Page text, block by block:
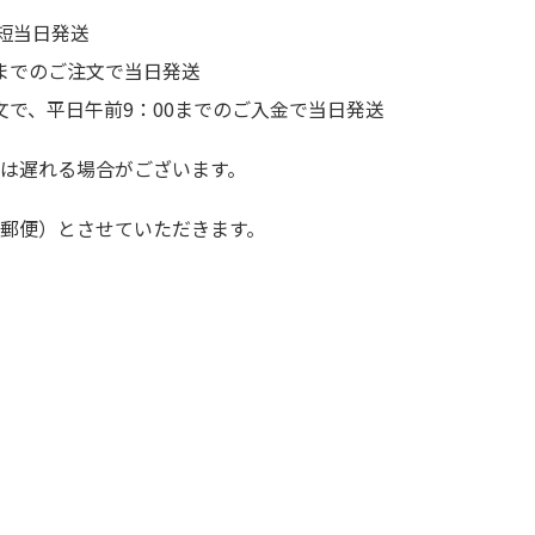
当日発送
でのご注文で当日発送
、平日午前9：00までのご入金で当日発送
れる場合がございます。
便）とさせていただきます。